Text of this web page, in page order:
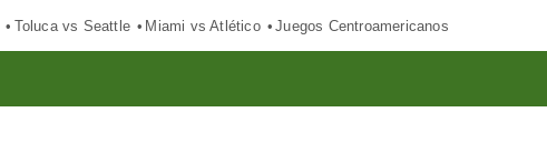
Toluca vs Seattle Miami vs Atlético Juegos Centroamericanos